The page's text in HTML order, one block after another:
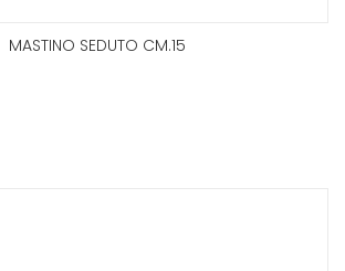
MASTINO SEDUTO CM.15